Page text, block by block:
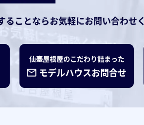
ることならお気軽にお問い合わせ
仙臺屋根屋のこだわり詰まった
モデルハウスお問合せ